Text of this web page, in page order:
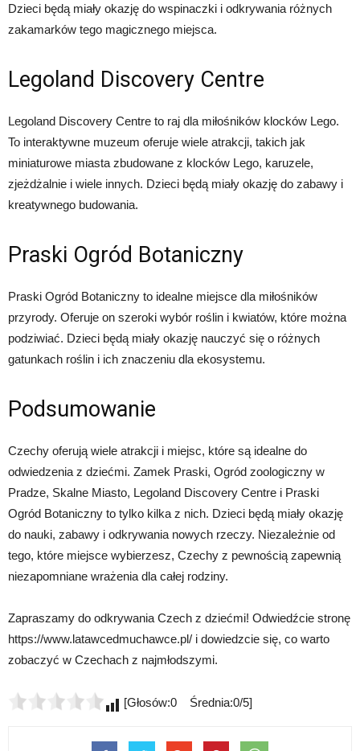
Dzieci będą miały okazję do wspinaczki i odkrywania różnych
zakamarków tego magicznego miejsca.
Legoland Discovery Centre
Legoland Discovery Centre to raj dla miłośników klocków Lego.
To interaktywne muzeum oferuje wiele atrakcji, takich jak
miniaturowe miasta zbudowane z klocków Lego, karuzele,
zjeżdżalnie i wiele innych. Dzieci będą miały okazję do zabawy i
kreatywnego budowania.
Praski Ogród Botaniczny
Praski Ogród Botaniczny to idealne miejsce dla miłośników
przyrody. Oferuje on szeroki wybór roślin i kwiatów, które można
podziwiać. Dzieci będą miały okazję nauczyć się o różnych
gatunkach roślin i ich znaczeniu dla ekosystemu.
Podsumowanie
Czechy oferują wiele atrakcji i miejsc, które są idealne do
odwiedzenia z dziećmi. Zamek Praski, Ogród zoologiczny w
Pradze, Skalne Miasto, Legoland Discovery Centre i Praski
Ogród Botaniczny to tylko kilka z nich. Dzieci będą miały okazję
do nauki, zabawy i odkrywania nowych rzeczy. Niezależnie od
tego, które miejsce wybierzesz, Czechy z pewnością zapewnią
niezapomniane wrażenia dla całej rodziny.
Zapraszamy do odkrywania Czech z dziećmi! Odwiedźcie stronę
https://www.latawcedmuchawce.pl/ i dowiedzcie się, co warto
zobaczyć w Czechach z najmłodszymi.
[Głosów:0 Średnia:0/5]